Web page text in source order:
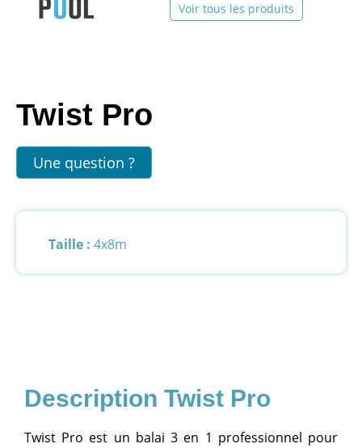
Voir tous les produits
Twist Pro
Une question ?
Taille : 4x8m
Twist Pro
Twist Pro est un balai 3 en 1 professionnel pour